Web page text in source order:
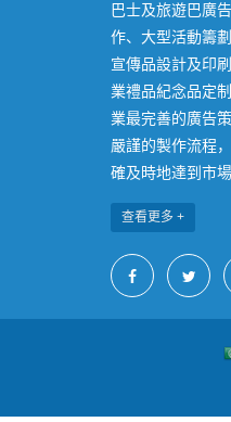
巴士及旅遊巴廣
作、大型活動籌
宣傳品設計及印
業禮品紀念品定
業最完善的廣告
嚴謹的製作流程
確及時地達到市場
查看更多 +